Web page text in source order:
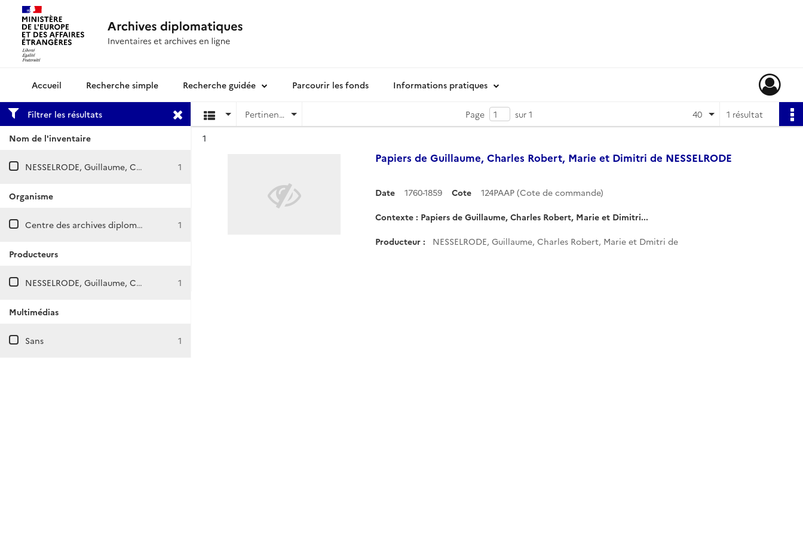
Archives diplomatiquesRecherche simple Recherche guidée Parcourir les fonds Informations pratiques
Filtrer les résultats
Nom de l'inventaire
NESSELRODE, Guillaume, Charles Robert, Marie et Dmitri de 1
Organisme
Centre des archives diplomatiques de La Courneuve 1
Producteurs
NESSELRODE, Guillaume, Charles Robert, Marie et Dmitri de 1
Multimédias
Sans 1
Pertinence Page sur 1 1 résultat
40
1
Papiers de Guillaume, Charles Robert, Marie et Dimitri de NESSELRODE
Date 1760-1859 Cote 124PAAP (Cote de commande)
Contexte : Papiers de Guillaume, Charles Robert, Marie et Dimitri...
Producteur : NESSELRODE, Guillaume, Charles Robert, Marie et Dmitri de